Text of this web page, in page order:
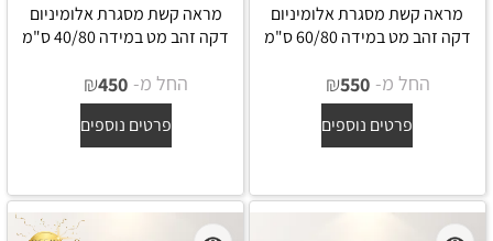
מראה קשת מסגרת אלומיניום
דקה זהב מט במידה 60/80 ס"מ
החל מ- ₪550
פרטים נוספים
מראה קשת מסגרת אלומיניום
דקה זהב מט במידה 40/80 ס"מ
החל מ- ₪450
פרטים נוספים